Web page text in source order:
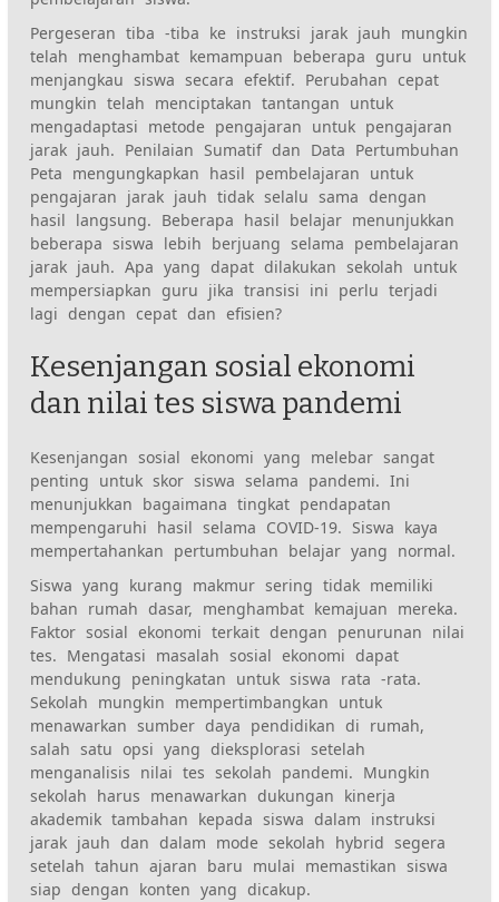
Pergeseran tiba -tiba ke instruksi jarak jauh mungkin
telah menghambat kemampuan beberapa guru untuk
menjangkau siswa secara efektif. Perubahan cepat
mungkin telah menciptakan tantangan untuk
mengadaptasi metode pengajaran untuk pengajaran
jarak jauh. Penilaian Sumatif dan Data Pertumbuhan
Peta mengungkapkan hasil pembelajaran untuk
pengajaran jarak jauh tidak selalu sama dengan
hasil langsung. Beberapa hasil belajar menunjukkan
beberapa siswa lebih berjuang selama pembelajaran
jarak jauh. Apa yang dapat dilakukan sekolah untuk
mempersiapkan guru jika transisi ini perlu terjadi
lagi dengan cepat dan efisien?
Kesenjangan sosial ekonomi
dan nilai tes siswa pandemi
Kesenjangan sosial ekonomi yang melebar sangat
penting untuk skor siswa selama pandemi. Ini
menunjukkan bagaimana tingkat pendapatan
mempengaruhi hasil selama COVID-19. Siswa kaya
mempertahankan pertumbuhan belajar yang normal.
Siswa yang kurang makmur sering tidak memiliki
bahan rumah dasar, menghambat kemajuan mereka.
Faktor sosial ekonomi terkait dengan penurunan nilai
tes. Mengatasi masalah sosial ekonomi dapat
mendukung peningkatan untuk siswa rata -rata.
Sekolah mungkin mempertimbangkan untuk
menawarkan sumber daya pendidikan di rumah,
salah satu opsi yang dieksplorasi setelah
menganalisis nilai tes sekolah pandemi. Mungkin
sekolah harus menawarkan dukungan kinerja
akademik tambahan kepada siswa dalam instruksi
jarak jauh dan dalam mode sekolah hybrid segera
setelah tahun ajaran baru mulai memastikan siswa
siap dengan konten yang dicakup.